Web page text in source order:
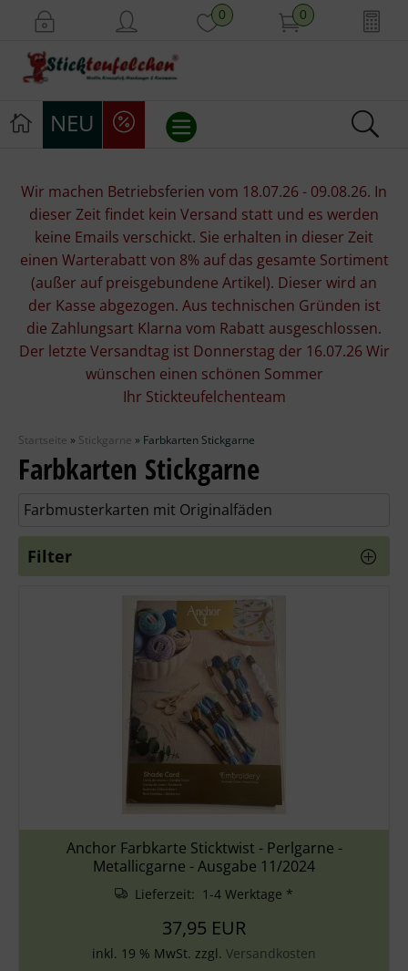
0 0
NEU
Stickpackungen
Stickgarne
Stoffe
Mill Hill Beads
Wolle
Stricknadeln
Knüpfpackungen
Wir machen Betriebsferien vom 18.07.26 - 09.08.26. In
dieser Zeit findet kein Versand statt und es werden
keine Emails verschickt. Sie erhalten in dieser Zeit
einen Warterabatt von 8% auf das gesamte Sortiment
(außer auf preisgebundene Artikel). Dieser wird an
der Kasse abgezogen. Aus technischen Gründen ist
die Zahlungsart Klarna vom Rabatt ausgeschlossen.
Der letzte Versandtag ist Donnerstag der 16.07.26 Wir
wünschen einen schönen Sommer
Ihr Stickteufelchenteam
Startseite » Stickgarne » Farbkarten Stickgarne
Farbkarten Stickgarne
Farbmusterkarten mit Originalfäden
Filter
Anchor Farbkarte Sticktwist - Perlgarne -
Metallicgarne - Ausgabe 11/2024
Lieferzeit: 1-4 Werktage *
37,95 EUR
inkl. 19 % MwSt. zzgl. Versandkosten